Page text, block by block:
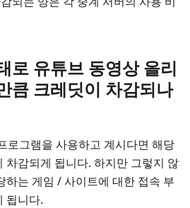
로 유튜브 동영상 올리
큼 크레딧이 차감되나
로그램을 사용하고 계시다면 해당
차감되게 됩니다. 하지만 그렇지 않
하는 게임 / 사이트에 대한 접속 부
됩니다.